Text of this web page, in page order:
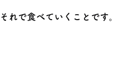
れで食べていくことです。